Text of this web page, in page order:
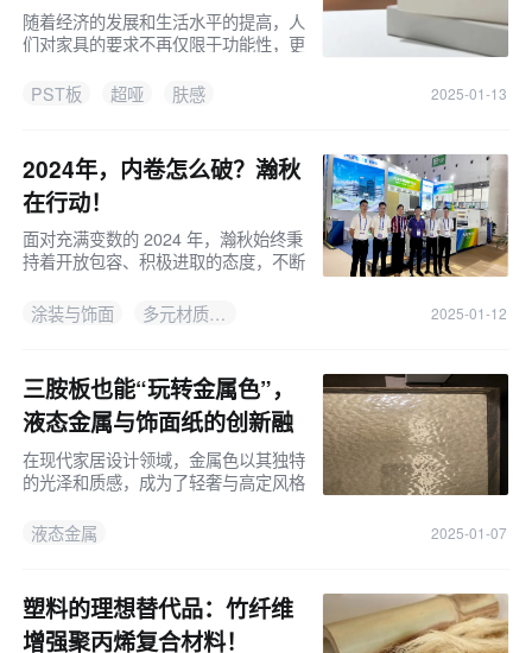
感”新体验！
随着经济的发展和生活水平的提高，人
们对家具的要求不再仅限于功能性，更
景下，家具行业对表面材料的要求也日
益提高，尤其是光泽度和平整度。
PST板 超哑 肤感 2025-01-13
2024年，内卷怎么破？瀚秋
在行动！
面对充满变数的 2024 年，瀚秋始终秉
持着开放包容、积极进取的态度，不断
演愈烈的大环境下，瀚秋守正创新，在
产品创新，应用领域拓展，品牌推广等
涂装与饰面 多元材质涂饰工艺 2025-01-12
三胺板也能“玩转金属色”，
液态金属与饰面纸的创新融
合
在现代家居设计领域，金属色以其独特
的光泽和质感，成为了轻奢与高定风格
能够为家居空间带来奢华的氛围，还能
增添一份现代感和科技感。 随着
液态金属 2025-01-07
塑料的理想替代品：竹纤维
增强聚丙烯复合材料！